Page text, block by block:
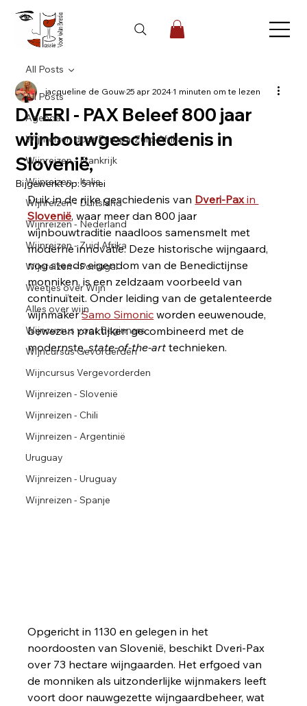
All Posts
Agenda
Wijnreizen door Europa-Zuid-Afrika
Wijnreizen - Frankrijk
Wijnreizen - Italie
Wijnreizen - Duitsland
Wijnreizen - Nederland
Wijnreizen - Zuid Afrika
Wijnreizen - Portugal
Weetjes over Wijn
Alles over wijn
Wijncursus voor Beginners
Wijncursus Gevorderden
Wijncursus Vergevorderden
Wijnreizen - Slovenië
Wijnreizen - Chili
Wijnreizen - Argentinië
Uruguay
Wijnreizen - Uruguay
Wijnreizen - Spanje
All Posts
DVERI - PAX Beleef 800 jaar
wijnbouwgeschiedenis in
Slovenië,
jacqueline de Gouw25 apr 20241 minuten om te lezen
Bijgewerkt op:5 mei
Duik in de rijke geschiedenis van Dveri-Pax in
Slovenië, waar meer dan 800 jaar
wijnbouwtraditie naadloos samensmelt met
moderne innovatie. Deze historische wijngaard,
nog steeds eigendom van de Benedictijnse
monniken, is een zeldzaam voorbeeld van
continuïteit. Onder leiding van de getalenteerde
wijnmaker Samo Simonic worden eeuwenoude,
bewezen praktijken gecombineerd met de
modernste, state-of-the-art technieken.
Opgericht in 1130 en gelegen in het
noordoosten van Slovenië, beschikt Dveri-Pax
over 73 hectare wijngaarden. Het erfgoed van
de monniken als uitzonderlijke wijnmakers leeft
voort door nauwgezette wijngaardbeheer, wat